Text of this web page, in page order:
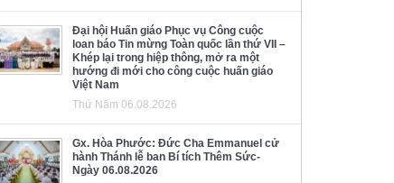
Đại hội Huấn giáo Phục vụ Công cuộc
loan báo Tin mừng Toàn quốc lần thứ VII –
Khép lại trong hiệp thông, mở ra một
hướng đi mới cho công cuộc huấn giáo
Việt Nam
Thứ Năm 06.08.2026
Gx. Hòa Phước: Đức Cha Emmanuel cử
hành Thánh lễ ban Bí tích Thêm Sức-
Ngày 06.08.2026